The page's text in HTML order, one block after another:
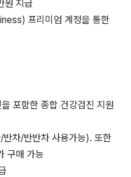
원 지급
프리미엄 계정을 통한
포함한 종합 건강검진 지원
차/반반차 사용가능). 또한
구매 가능